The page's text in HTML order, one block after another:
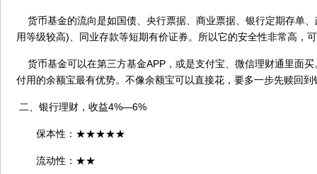
货币基金的流向是如国债、央行票据、商业票据、银行定期存单
用等级较高)、同业存款等短期有价证券。所以它的安全性非常高，
货币基金可以在第三方基金APP，或是支付宝、微信理财通里面
付用的余额宝最有优势。不像余额宝可以直接花，要多一步先赎回
二、银行理财，收益4%—6%
保本性：★★★★★
流动性：★★